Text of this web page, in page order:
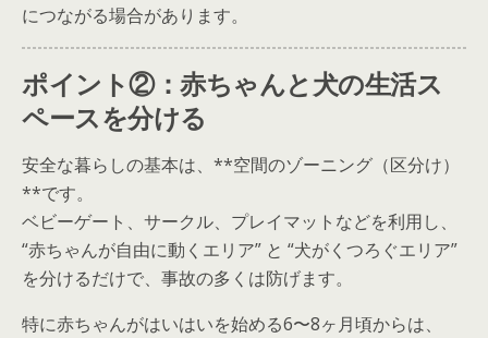
につながる場合があります。
ポイント②：赤ちゃんと犬の生活ス
ペースを分ける
安全な暮らしの基本は、**空間のゾーニング（区分け）
**です。
ベビーゲート、サークル、プレイマットなどを利用し、
“赤ちゃんが自由に動くエリア” と “犬がくつろぐエリア”
を分けるだけで、事故の多くは防げます。
特に赤ちゃんがはいはいを始める6〜8ヶ月頃からは、